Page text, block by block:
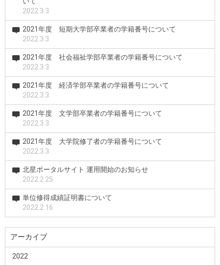
2022.3.3
2021年度 短期大学部卒業者の学籍番号について
2022.3.3
2021年度 社会福祉学部卒業者の学籍番号について
2022.3.3
2021年度 経済学部卒業者の学籍番号について
2022.3.3
2021年度 文学部卒業者の学籍番号について
2022.3.3
2021年度 大学院修了者の学籍番号について
2022.3.3
北星ポータルサイト 運用開始のお知らせ
2022.2.25
単位修得成績証明書について
2022.2.16
アーカイブ
2022